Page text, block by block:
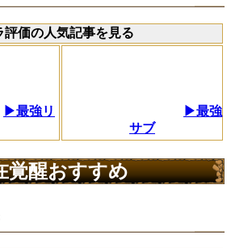
評価の人気記事を見る
▶最強リ
▶最強
サブ
覚醒おすすめ